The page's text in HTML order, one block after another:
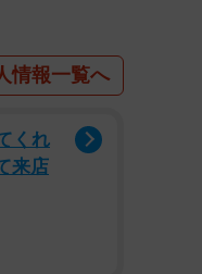
情報一覧へ
くれ
来店